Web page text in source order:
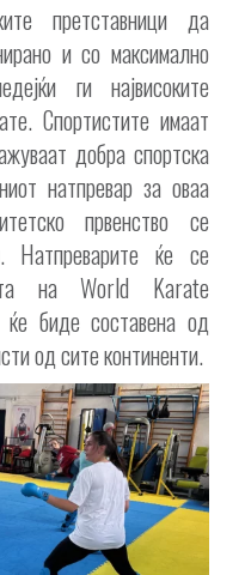
претставници да
и со максимално
ги највисоките
Спортистите имаат
добра спортска
натпревар за оваа
првенство се
Натпреварите ќе се
на World Karate
ќе биде составена од
од сите континенти.